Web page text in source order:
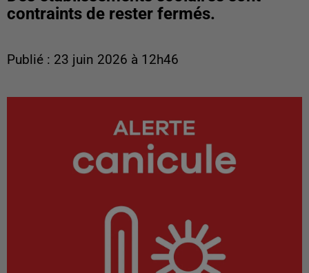
contraints de rester fermés.
Publié : 23 juin 2026 à 12h46